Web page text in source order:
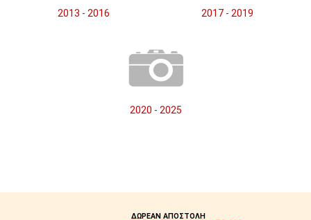
2013 - 2016 2017 - 2019
2020 - 2025
ΔΩΡΕΑΝ ΑΠΟΣΤΟΛΗ